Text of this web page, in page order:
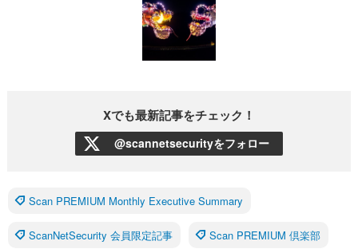
Xでも最新記事をチェック！
@scannetsecurityをフォロー
Scan PREMIUM Monthly Executive Summary
ScanNetSecurity 会員限定記事 Scan PREMIUM 倶楽部